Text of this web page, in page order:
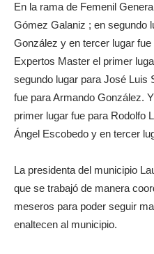
En la rama de Femenil
Gómez Galaniz ; en segundo
González y en tercer lugar
Expertos Master el primer
segundo lugar para José Luis
fue para Armando González.
primer lugar fue para Rodolfo
Ángel Escobedo y en tercer
La presidenta del municipio
que se trabajó de manera
meseros para poder seguir
enaltecen al municipio.